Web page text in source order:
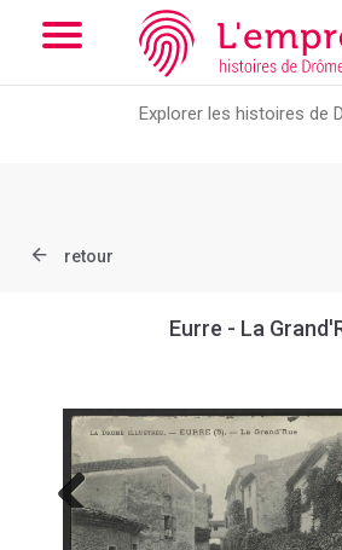
Array ( [slug] => document [ref] =>
the new slick-theme.css if you want the
retour
Eurre - La